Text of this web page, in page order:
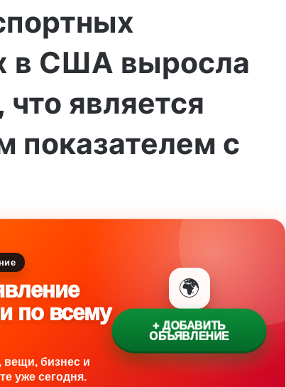
в США выросла
является
с
по всему
вещи, бизнес и
уже сегодня.
🌍
+ ДОБАВИТЬ
ОБЪЯВЛЕНИЕ